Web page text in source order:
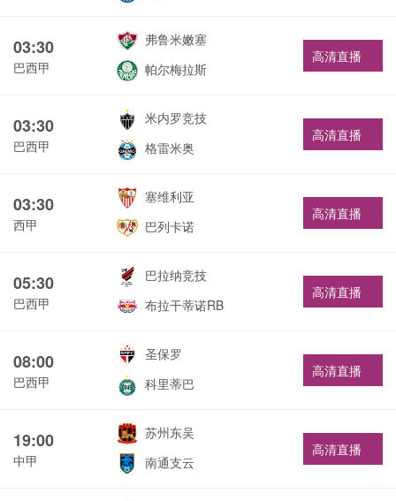
03:30
巴西甲
弗鲁米嫩塞
帕尔梅拉斯
高清直播
03:30
巴西甲
米内罗竞技
格雷米奥
高清直播
03:30
西甲
塞维利亚
巴列卡诺
高清直播
05:30
巴西甲
巴拉纳竞技
布拉干蒂诺RB
高清直播
08:00
巴西甲
圣保罗
科里蒂巴
高清直播
19:00
中甲
苏州东吴
南通支云
高清直播